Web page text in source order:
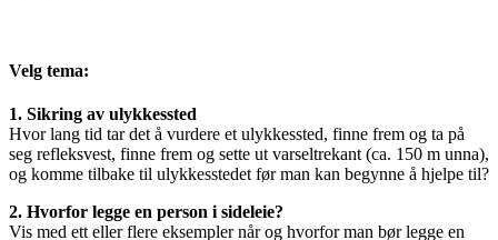
Velg tema:
1. Sikring av ulykkessted
Hvor lang tid tar det å vurdere et ulykkessted, finne frem og ta på
seg refleksvest, finne frem og sette ut varseltrekant (ca. 150 m unna),
og komme tilbake til ulykkesstedet før man kan begynne å hjelpe til?
2. Hvorfor legge en person i sideleie?
Vis med ett eller flere eksempler når og hvorfor man bør legge en